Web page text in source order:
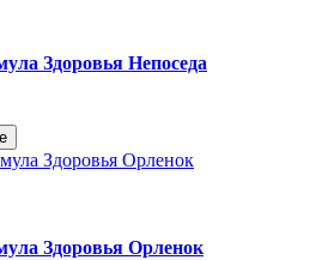
Здоровья Непоседа
Здоровья Орленок